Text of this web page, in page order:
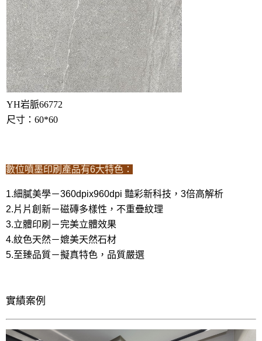
YH岩脈66772
尺寸：60*60
數位噴墨印刷產品有6大特色：
1.細膩美學－360dpix960dpi 豔彩新科技，3倍高解析
2.片片創新－磁磚多樣性，不重疊紋理
3.立體印刷－完美立體效果
4.紋色天然－媲美天然石材
5.至臻品質－擬真特色，品質嚴選
實績案例